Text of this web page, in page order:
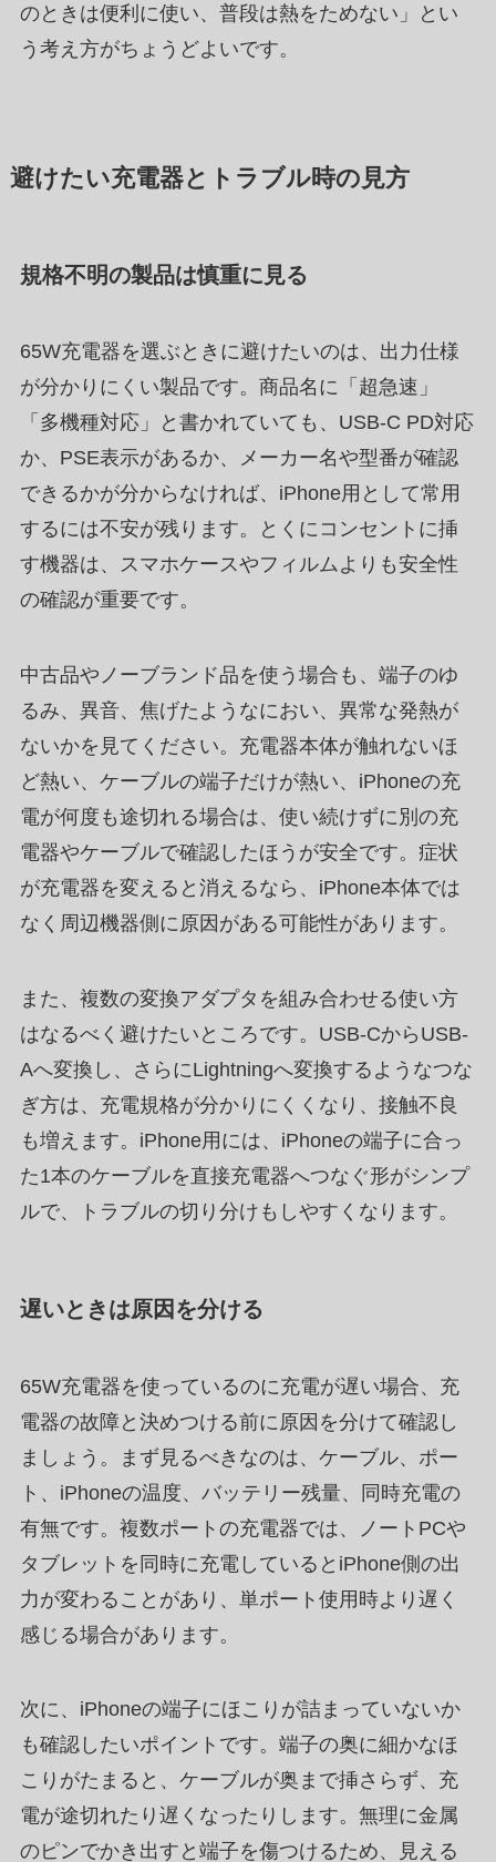
のときは便利に使い、普段は熱をためない」とい
う考え方がちょうどよいです。
避けたい充電器とトラブル時の見方
規格不明の製品は慎重に見る
65W充電器を選ぶときに避けたいのは、出力仕様
が分かりにくい製品です。商品名に「超急速」
「多機種対応」と書かれていても、USB-C PD対応
か、PSE表示があるか、メーカー名や型番が確認
できるかが分からなければ、iPhone用として常用
するには不安が残ります。とくにコンセントに挿
す機器は、スマホケースやフィルムよりも安全性
の確認が重要です。
中古品やノーブランド品を使う場合も、端子のゆ
るみ、異音、焦げたようなにおい、異常な発熱が
ないかを見てください。充電器本体が触れないほ
ど熱い、ケーブルの端子だけが熱い、iPhoneの充
電が何度も途切れる場合は、使い続けずに別の充
電器やケーブルで確認したほうが安全です。症状
が充電器を変えると消えるなら、iPhone本体では
なく周辺機器側に原因がある可能性があります。
また、複数の変換アダプタを組み合わせる使い方
はなるべく避けたいところです。USB-CからUSB-
Aへ変換し、さらにLightningへ変換するようなつな
ぎ方は、充電規格が分かりにくくなり、接触不良
も増えます。iPhone用には、iPhoneの端子に合っ
た1本のケーブルを直接充電器へつなぐ形がシンプ
ルで、トラブルの切り分けもしやすくなります。
遅いときは原因を分ける
65W充電器を使っているのに充電が遅い場合、充
電器の故障と決めつける前に原因を分けて確認し
ましょう。まず見るべきなのは、ケーブル、ポー
ト、iPhoneの温度、バッテリー残量、同時充電の
有無です。複数ポートの充電器では、ノートPCや
タブレットを同時に充電しているとiPhone側の出
力が変わることがあり、単ポート使用時より遅く
感じる場合があります。
次に、iPhoneの端子にほこりが詰まっていないか
も確認したいポイントです。端子の奥に細かなほ
こりがたまると、ケーブルが奥まで挿さらず、充
電が途切れたり遅くなったりします。無理に金属
のピンでかき出すと端子を傷つけるため、見える